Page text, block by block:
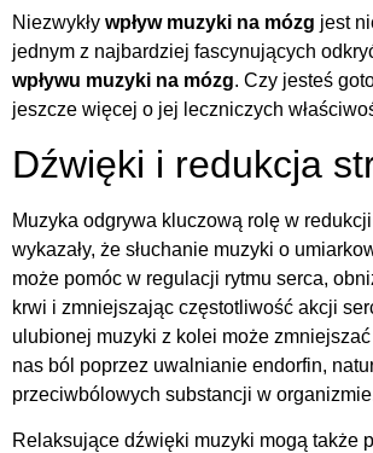
Niezwykły wpływ muzyki na mózg jest
jednym z najbardziej fascynujących
wpływu muzyki na mózg. Czy jesteś
jeszcze więcej o jej leczniczych
Dźwięki i redukcja
Muzyka odgrywa kluczową rolę w
wykazały, że słuchanie muzyki o
może pomóc w regulacji rytmu serca,
krwi i zmniejszając częstotliwość akcji
ulubionej muzyki z kolei może
nas ból poprzez uwalnianie endorfin,
przeciwbólowych substancji w
Relaksujące dźwięki muzyki mogą także